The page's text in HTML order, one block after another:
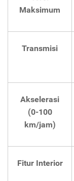
Maksimum
Transmisi
Akselerasi
(0-100
km/jam)
Fitur Interior